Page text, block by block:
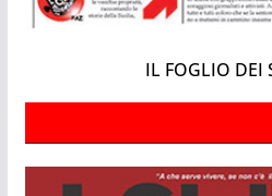
IL FOGLIO DEI